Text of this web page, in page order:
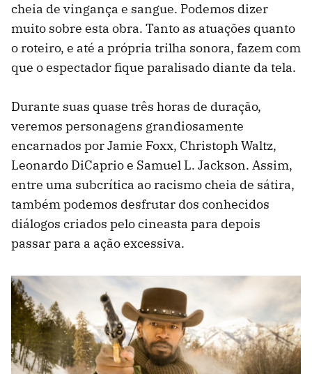
cheia de vingança e sangue. Podemos dizer
muito sobre esta obra. Tanto as atuações quanto
o roteiro, e até a própria trilha sonora, fazem com
que o espectador fique paralisado diante da tela.
Durante suas quase três horas de duração,
veremos personagens grandiosamente
encarnados por Jamie Foxx, Christoph Waltz,
Leonardo DiCaprio e Samuel L. Jackson. Assim,
entre uma subcrítica ao racismo cheia de sátira,
também podemos desfrutar dos conhecidos
diálogos criados pelo cineasta para depois
passar para a ação excessiva.